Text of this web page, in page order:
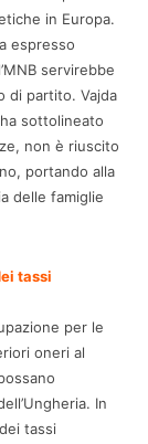
in Europa.
espresso
servirebbe
di partito. Vajda
sottolineato
non è riuscito
portando alla
delle famiglie
tassi
per le
oneri al
In
tassi